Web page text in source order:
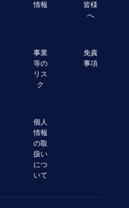
情報
皆様
へ
事業
等の
リス
ク
免責
事項
個人
情報
の取
扱い
につ
いて